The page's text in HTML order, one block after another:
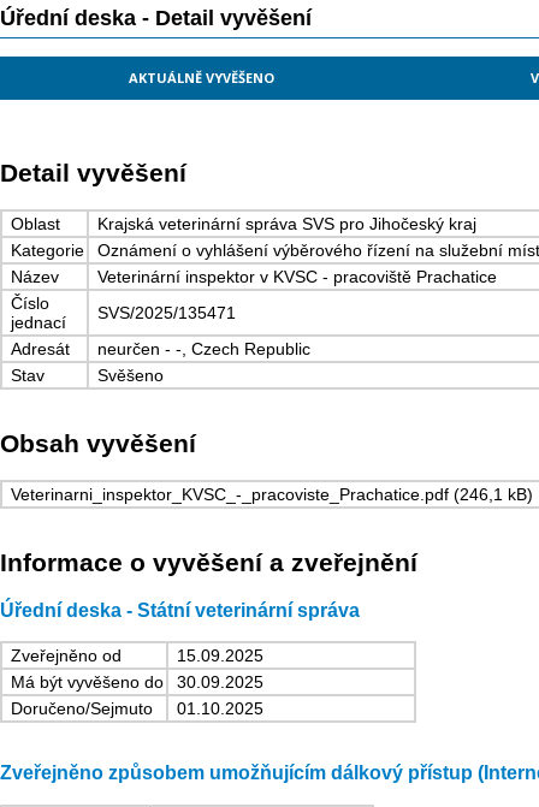
Úřední deska - Detail vyvěšení
AKTUÁLNĚ VYVĚŠENO
Detail vyvěšení
Oblast
Krajská veterinární správa SVS pro Jihočeský kraj
Kategorie
Oznámení o vyhlášení výběrového řízení na služební
Název
Veterinární inspektor v KVSC - pracoviště Prachatice
Číslo
jednací
SVS/2025/135471
Adresát
neurčen - -, Czech Republic
Stav
Svěšeno
Obsah vyvěšení
Veterinarni_inspektor_KVSC_-_pracoviste_Prachatice.pdf (246,1 kB)
Informace o vyvěšení a zveřejnění
Úřední deska - Státní veterinární správa
Zveřejněno od
15.09.2025
Má být vyvěšeno do
30.09.2025
Doručeno/Sejmuto
01.10.2025
Zveřejněno způsobem umožňujícím dálkový přístup